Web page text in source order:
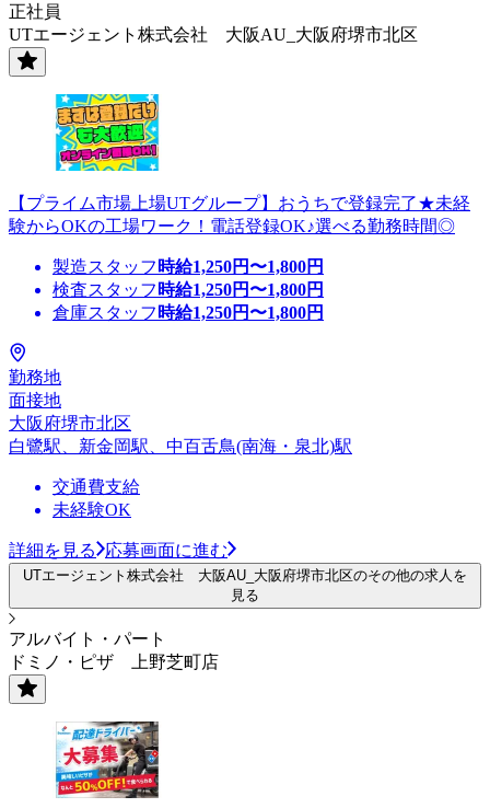
正社員
UTエージェント株式会社 大阪AU_大阪府堺市北区
【プライム市場上場UTグループ】おうちで登録完了★未経
験からOKの工場ワーク！電話登録OK♪選べる勤務時間◎
製造スタッフ 時給1,250円〜1,800円
検査スタッフ 時給1,250円〜1,800円
倉庫スタッフ 時給1,250円〜1,800円
勤務地
面接地
大阪府堺市北区
白鷺駅、新金岡駅、中百舌鳥(南海・泉北)駅
交通費支給
未経験OK
詳細を見る 応募画面に進む
UTエージェント株式会社 大阪AU_大阪府堺市北区のその他の求人を
見る
アルバイト・パート
ドミノ・ピザ 上野芝町店